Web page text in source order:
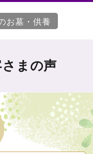
お墓・供養
まの声